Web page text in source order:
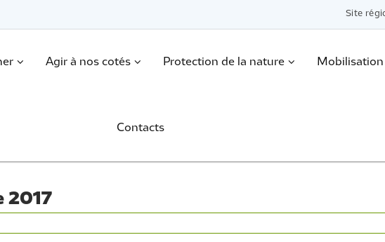
Site
Agir à nos cotés Protection de la nature
Contacts
2017